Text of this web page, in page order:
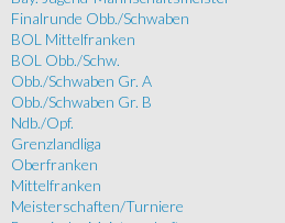
Finalrunde Obb./Schwaben
BOL Mittelfranken
BOL Obb./Schw.
Obb./Schwaben Gr. A
Obb./Schwaben Gr. B
Ndb./Opf.
Grenzlandliga
Oberfranken
Mittelfranken
Meisterschaften/Turniere